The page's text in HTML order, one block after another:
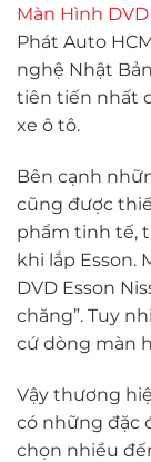
Màn Hình
Phát Auto
nghệ Nhật
tiên tiến nhất
xe ô tô.
Bên cạnh
cũng được
phẩm tinh tế,
khi lắp Esson.
DVD Esson
chăng”. Tuy
cứ dòng màn
Vậy thương
có những đặc
chọn nhiều